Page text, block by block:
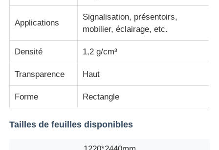
Applications
Signalisation, présentoirs,
mobilier, éclairage, etc.
Densité 1,2 g/cm³
Transparence Haut
Forme Rectangle
Tailles de feuilles disponibles